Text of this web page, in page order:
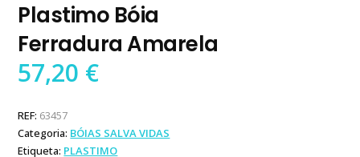
Plastimo Bóia
Ferradura Amarela
57,20 €
REF: 63457
Categoria: BÓIAS SALVA VIDAS
Etiqueta: PLASTIMO